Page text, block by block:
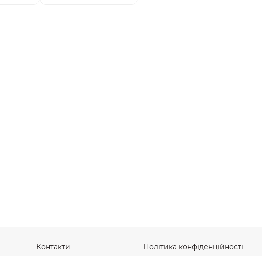
Контакти Політика конфіденційності